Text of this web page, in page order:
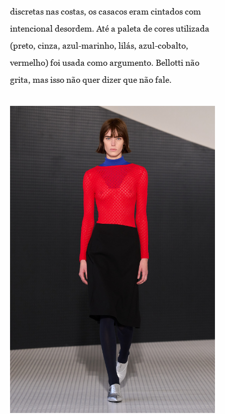
discretas nas costas, os casacos eram cintados com
intencional desordem. Até a paleta de cores utilizada
(preto, cinza, azul-marinho, lilás, azul-cobalto,
vermelho) foi usada como argumento. Bellotti não
grita, mas isso não quer dizer que não fale.